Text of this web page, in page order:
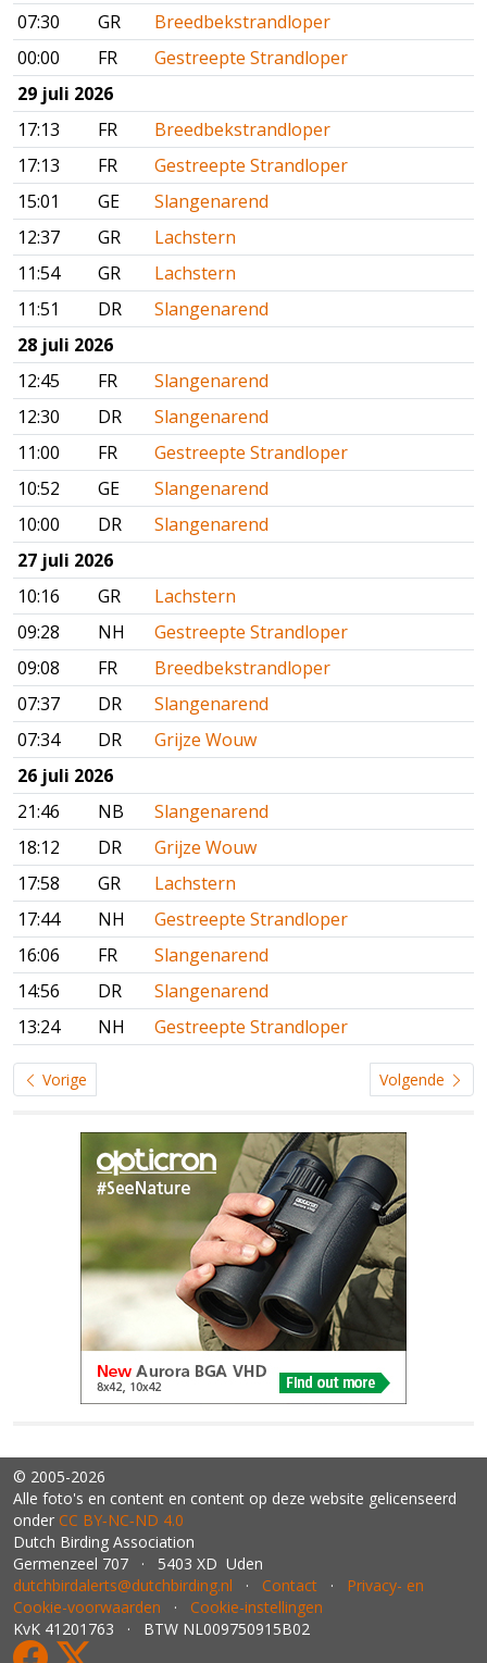
07:30
GR
Breedbekstrandloper
00:00
FR
Gestreepte Strandloper
29 juli 2026
17:13
FR
Breedbekstrandloper
17:13
FR
Gestreepte Strandloper
15:01
GE
Slangenarend
12:37
GR
Lachstern
11:54
GR
Lachstern
11:51
DR
Slangenarend
28 juli 2026
12:45
FR
Slangenarend
12:30
DR
Slangenarend
11:00
FR
Gestreepte Strandloper
10:52
GE
Slangenarend
10:00
DR
Slangenarend
27 juli 2026
10:16
GR
Lachstern
09:28
NH
Gestreepte Strandloper
09:08
FR
Breedbekstrandloper
07:37
DR
Slangenarend
07:34
DR
Grijze Wouw
26 juli 2026
21:46
NB
Slangenarend
18:12
DR
Grijze Wouw
17:58
GR
Lachstern
17:44
NH
Gestreepte Strandloper
16:06
FR
Slangenarend
14:56
DR
Slangenarend
13:24
NH Gestreepte Strandloper
Vorige Volgende
© 2005-2026
Alle foto's en content en content op deze website gelicenseerd
onder CC BY‑NC‑ND 4.0
Dutch Birding Association
Germenzeel 707 · 5403 XD Uden
dutchbirdalerts@dutchbirding.nl · Contact · Privacy- en
Cookie-voorwaarden · Cookie-instellingen
KvK 41201763 · BTW NL009750915B02